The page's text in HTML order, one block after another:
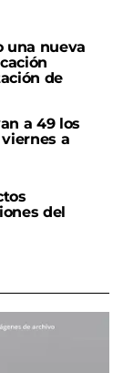
una nueva
de
a 49 los
a
del